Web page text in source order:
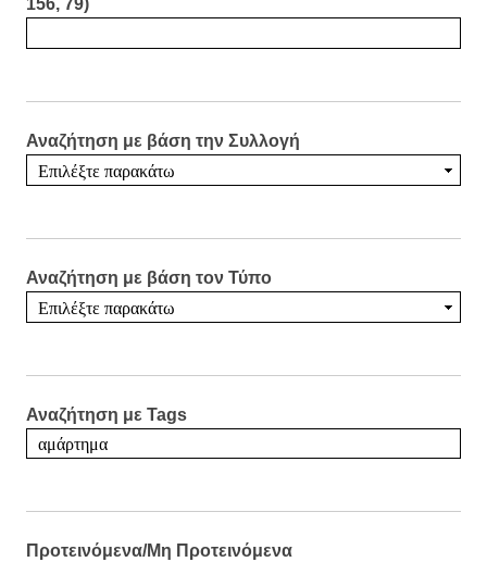
156, 79)
Αναζήτηση με βάση την Συλλογή
Αναζήτηση με βάση τον Τύπο
Αναζήτηση με Tags
Προτεινόμενα/Μη Προτεινόμενα